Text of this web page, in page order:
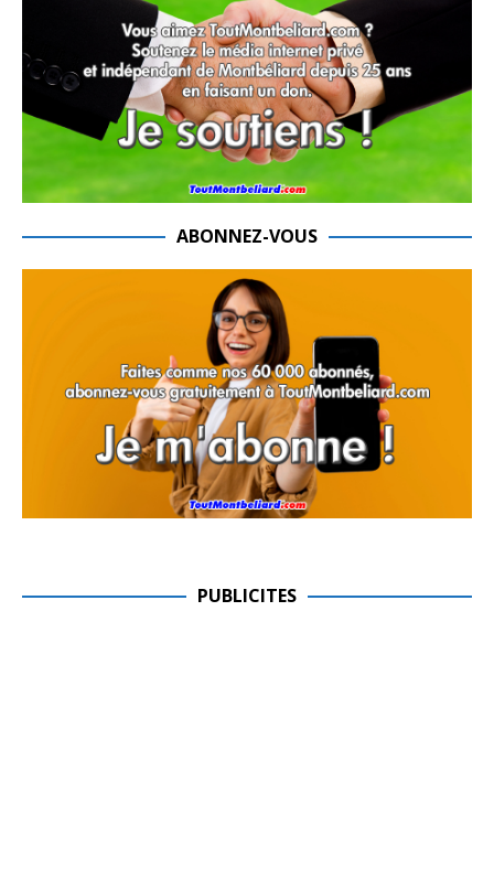
ABONNEZ-VOUS
PUBLICITES